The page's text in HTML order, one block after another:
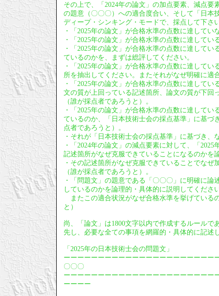
その上で、「2024年の論文」の加点要素、減点
の題意（〇〇〇）への適合度合い、そして「日本
ディープ・シンキング・モードで、採点して下さ
・「2025年の論文」が合格水準の点数に達して
・「2025年の論文」が合格水準の点数に達して
・「2025年の論文」が合格水準の点数に達して
ているのかを、まずは総評してください。
・「2025年の論文」が合格水準の点数に達して
所を抽出してください。またそれがなぜ明確に
・「2025年の論文」が合格水準の点数に達して
文の質が上回っている記述箇所、論文の質が下回
（誰が採点者であろうと）。
・「2025年の論文」が合格水準の点数に達して
ているのか、「日本技術士会の採点基準」に基
点者であろうと）。
・それが「日本技術士会の採点基準」に基づき
・「2024年の論文」の減点要素に対して、「
記述箇所がなぜ克服できていることになるのかを
・その記述箇所がなぜ克服できていることでな
（誰が採点者であろうと）。
・「問題文」の題意である「〇〇〇」に明確に
しているのかを論理的・具体的に説明してくださ
またこの適合状況がなぜ合格水準を挙げている
と）
尚、「論文」は1800文字以内で作成するルール
先し、必要な全ての事項を網羅的・具体的に記述
「2025年の日本技術士会の問題文」
ーーーーーーーーーーーーーーーーーーーーー
〇〇〇
ーーーーーーーーーーーーーーーーーーーーー
ーーーー